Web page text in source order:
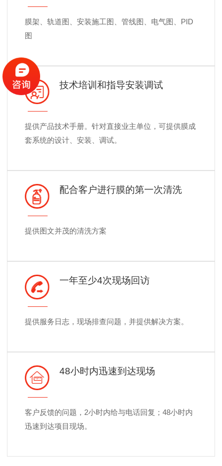
膜架、轨道图、安装施工图、管线图、电气图、PID
图
技术培训和指导安装调试
提供产品技术手册。针对直接业主单位，可提供膜成
套系统的设计、安装、调试。
配合客户进行膜的第一次清洗
提供图文并茂的清洗方案
一年至少4次现场回访
提供服务日志，现场排查问题，并提供解决方案。
48小时内迅速到达现场
客户反馈的问题，2小时内给与电话回复；48小时内
迅速到达项目现场。